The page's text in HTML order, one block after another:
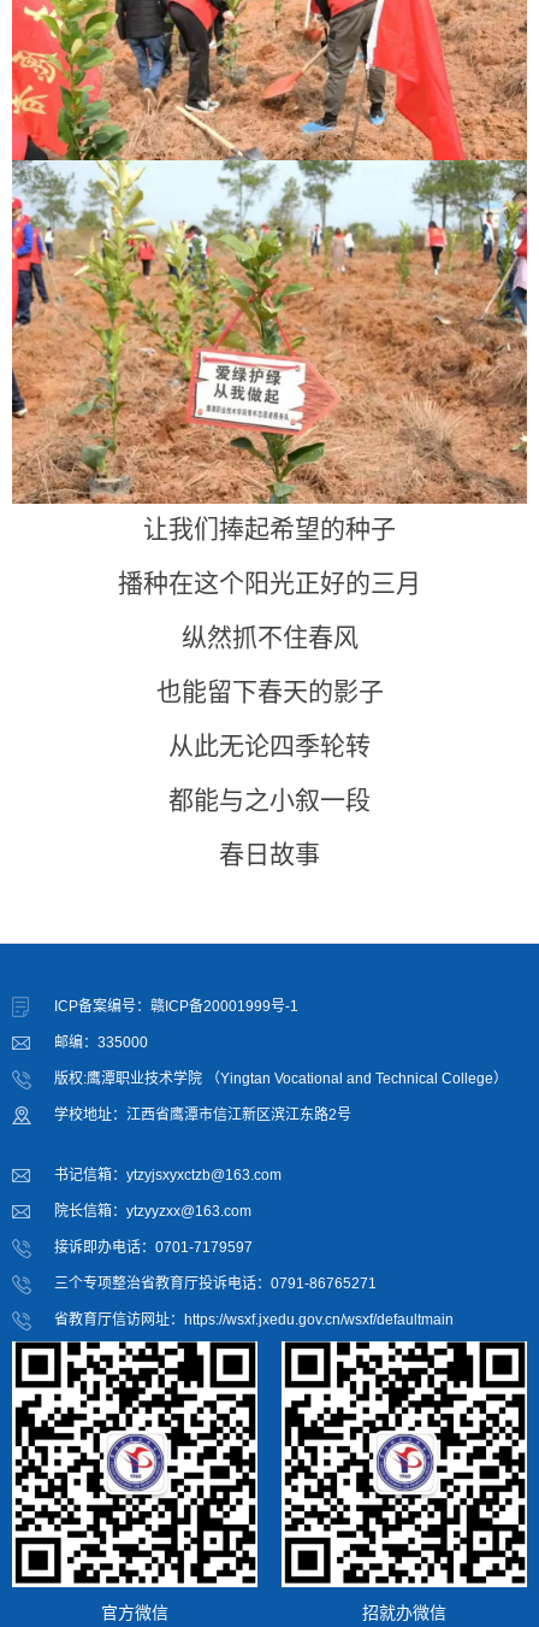
让我们捧起希望的种子
播种在这个阳光正好的三月
纵然抓不住春风
也能留下春天的影子
从此无论四季轮转
都能与之小叙一段
春日故事
ICP备案编号：赣ICP备20001999号-1
邮编：335000
版权:鹰潭职业技术学院 （Yingtan Vocational and Technical College）
学校地址：江西省鹰潭市信江新区滨江东路2号
书记信箱：ytzyjsxyxctzb@163.com
院长信箱：ytzyyzxx@163.com
接诉即办电话：0701-7179597
三个专项整治省教育厅投诉电话：0791-86765271
省教育厅信访网址：https://wsxf.jxedu.gov.cn/wsxf/defaultmain
官方微信 招就办微信